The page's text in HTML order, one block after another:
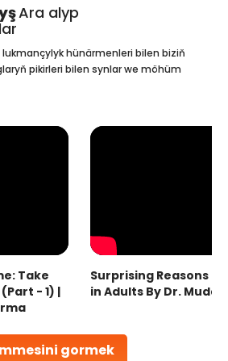
Ara alyp
gormek
hünärmenleri bilen biziň
pikirleri bilen synlar we möhüm
Take
- 1) |
Surprising Reasons
in Adults By Dr.